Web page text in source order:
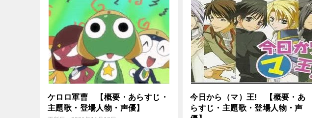
ケロロ軍曹 【概要・あらすじ・
主題歌・登場人物・声優】
今日から（マ）王! 【概要・あ
らすじ・主題歌・登場人物・声